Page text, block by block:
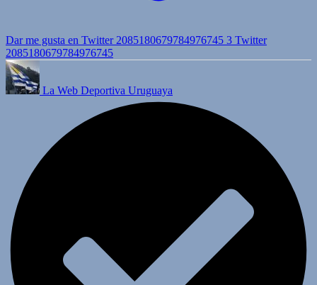
Dar me gusta en Twitter 2085180679784976745 3 Twitter
2085180679784976745
La Web Deportiva Uruguaya